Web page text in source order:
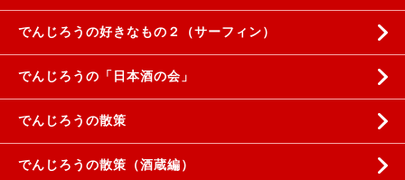
でんじろうの好きなもの２（サーフィン）
でんじろうの「日本酒の会」
でんじろうの散策
でんじろうの散策（酒蔵編）